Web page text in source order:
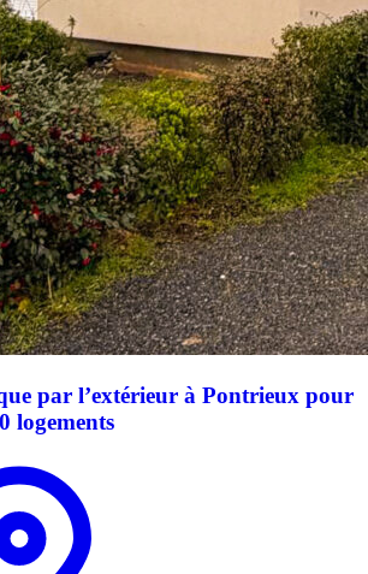
par l’extérieur à Pontrieux pour
logements